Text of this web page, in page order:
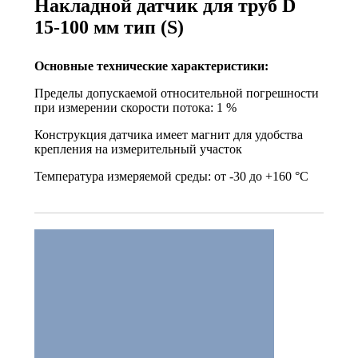
Накладной датчик для труб D
15-100 мм тип (S)
Основные технические характеристики:
Пределы допускаемой относительной погрешности
при измерении скорости потока: 1 %
Конструкция датчика имеет магнит для удобства
крепления на измерительный участок
Температура измеряемой среды: от -30 до +160 °С